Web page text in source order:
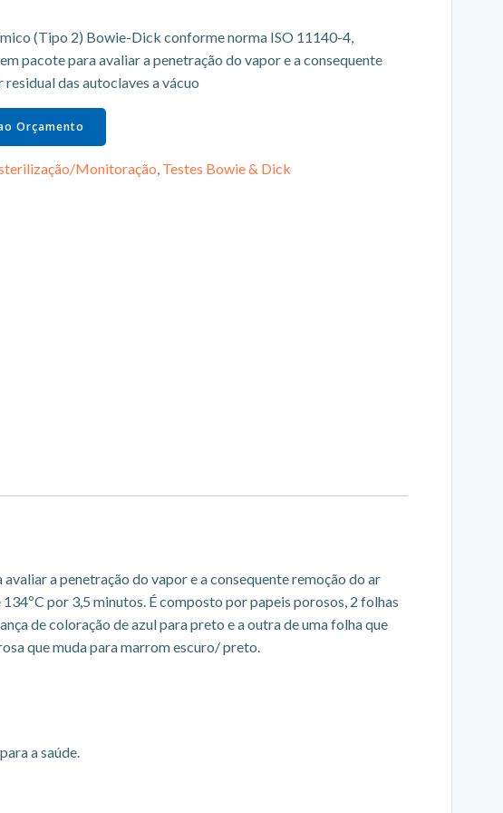
(Tipo 2) Bowie-Dick conforme norma ISO 11140-4,
pacote para avaliar a penetração do vapor e a consequente
residual das autoclaves a vácuo
Orçamento
Monitoração Testes Bowie & Dick
a penetração do vapor e a consequente remoção do ar
por 3,5 minutos. É composto por papeis porosos, 2 folhas
de coloração de azul para preto e a outra de uma folha que
que muda para marrom escuro/ preto.
a saúde.